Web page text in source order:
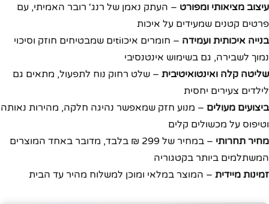
עיצוב מציאותי ומפורט – העתק נאמן של רנג' רובר האמיתי, עם
פרטים קטנים שמעידים על איכות
בנייה איכותית ועמידה
– חומרים איכוtiים שמבטיחים חוזק וסיכוי
נמוך לשבירה, גם בשימוש אינטנסיבי
שליטה קלה ואינטואיטיבית – שלט רחוק נוח לתפעול, מתאים גם
לילדים צעירים יחסית
ביצועים מעולים – מנוע חזק שמאפשר נהיגה חלקה, מהירות נאותה
וטיפוס על מכשולים קלים
מחיר תחרותי
– במחיר של 299 ₪ בלבד, מדובר באחד המוצרים
המשתלמים ביותר בקטגוריה
זמינות מיידית – המוצר במלאי ומוכן למשלוח מהיר עד הבית